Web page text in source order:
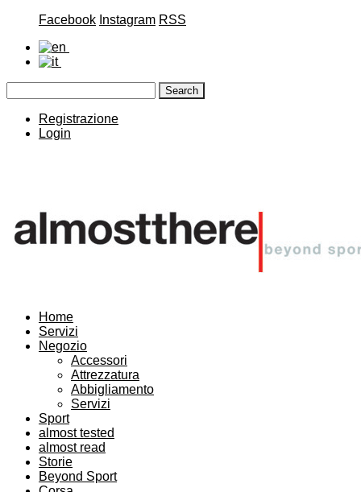
Facebook Instagram RSS
Registrazione
Login
Home
Servizi
Negozio
Accessori
Attrezzatura
Abbigliamento
Servizi
Sport
almost tested
almost read
Storie
Beyond Sport